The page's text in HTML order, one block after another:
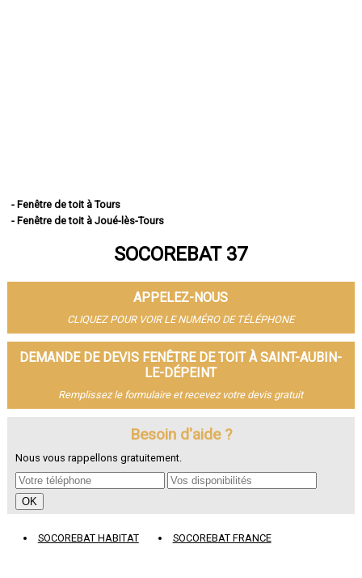
- Fenêtre de toit à Tours
- Fenêtre de toit à Joué-lès-Tours
- Fenêtre de toit à Saint-Pierre-des-Corps
- Fenêtre de toit à Amboise
- Fenêtre de toit à Chambray-lès-Tours
- Fenêtre de toit à Montlouis-sur-Loire
- Fenêtre de toit à Fondettes
- Fenêtre de toit à La Riche
- Fenêtre de toit à Chinon
- Fenêtre de toit à Monts
- Fenêtre de toit à Bléré
- Fenêtre de toit à Luynes
- Fenêtre de toit à La Ville-aux-Dames
- Fenêtre de toit à Esvres
- Fenêtre de toit à Sainte-Maure-de-Touraine
SOCOREBAT 37
APPELEZ-NOUS
CLIQUEZ POUR VOIR LE NUMÉRO DE TÉLÉPHONE
DEMANDE DE DEVIS FENÊTRE DE TOIT À SAINT-AUBIN-
LE-DÉPEINT
Remplissez le formulaire et recevez votre devis gratuit
Besoin d'aide ?
Nous vous rappellons gratuitement.
SOCOREBAT HABITAT SOCOREBAT FRANCE